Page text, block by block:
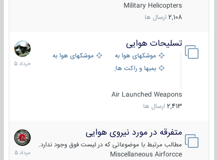
Military Helicopters
2,108 ارسال ها
تسلیحات هوایی
موشکهای هوا به هوا
موشکهای هوا به سطح
بمبها و راکت های هوایی
Air Launched Weapons
2,413 ارسال ها
30
خرداد
1405
متفرقه در مورد نیروی هوایی
مطالب مرتبط با موضوعاتی که در لیست فوق وجود ندارد.
Miscellaneous Airforcce
7
مرداد
1405